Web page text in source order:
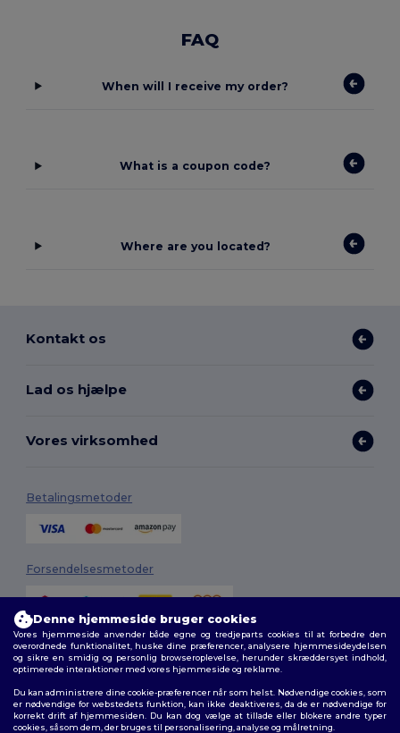
FAQ
When will I receive my order?
What is a coupon code?
Where are you located?
Kontakt os
Lad os hjælpe
Vores virksomhed
Betalingsmetoder
Forsendelsesmetoder
Følg os
Denne hjemmeside bruger cookies
Vores hjemmeside anvender både egne og tredjeparts cookies til at forbedre den
overordnede funktionalitet, huske dine præferencer, analysere hjemmesideydelsen
og sikre en smidig og personlig browseroplevelse, herunder skræddersyet indhold,
optimerede interaktioner med vores hjemmeside og reklame.
Du kan administrere dine cookie-præferencer når som helst. Nødvendige cookies, som
er nødvendige for webstedets funktion, kan ikke deaktiveres, da de er nødvendige for
korrekt drift af hjemmesiden. Du kan dog vælge at tillade eller blokere andre typer
cookies, såsom dem, der bruges til personalisering, analyse og målretning.